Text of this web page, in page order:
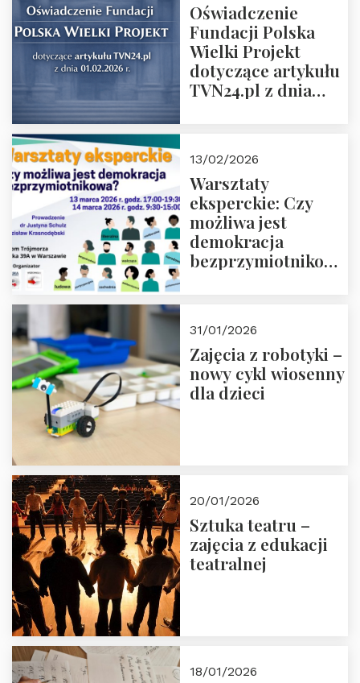
Oświadczenie
Fundacji Polska
Wielki Projekt
dotyczące artykułu
TVN24.pl z dnia
13/02/2026
Warsztaty
eksperckie: Czy
możliwa jest
demokracja
bezprzymiotnikowa?
31/01/2026
Zajęcia z robotyki –
nowy cykl wiosenny
dla dzieci
20/01/2026
Sztuka teatru –
zajęcia z edukacji
teatralnej
18/01/2026